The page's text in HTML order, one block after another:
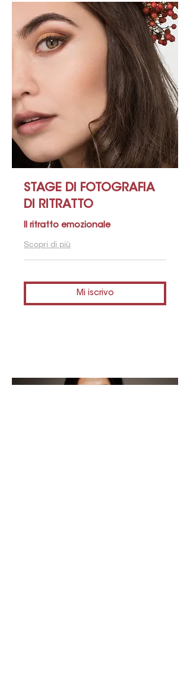
STAGE DI FOTOGRAFIA
DI RITRATTO
Il ritratto emozionale
Scopri di più
Mi iscrivo